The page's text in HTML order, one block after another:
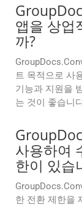
앱을 상업
까?
트 목적으로 사
기능과 지원을
는 것이 좋습니
사용하여
한이 있습
한 전환 제한을